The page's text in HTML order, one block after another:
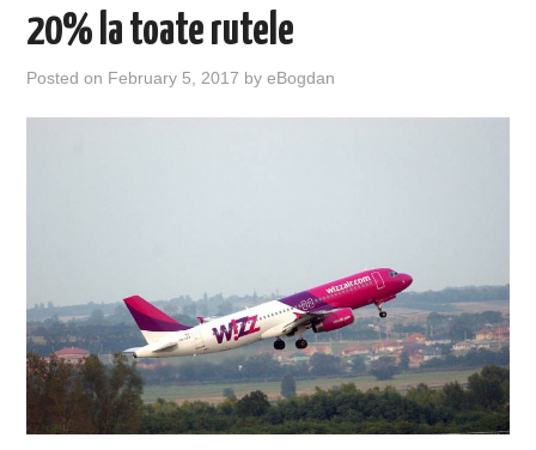
20% la toate rutele
Posted on February 5, 2017 byeBogdan